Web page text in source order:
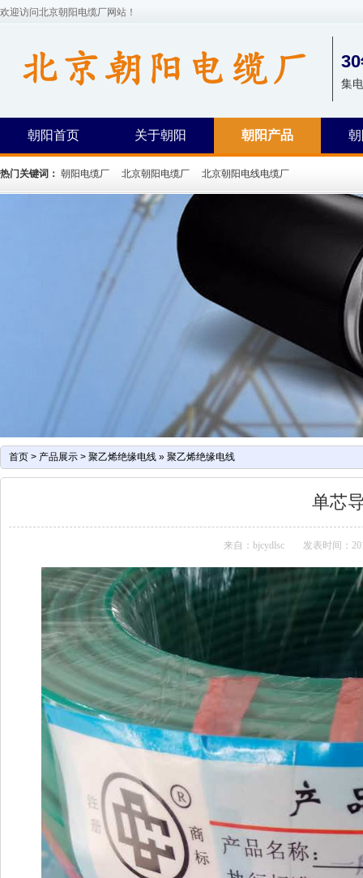
欢迎访问北京朝阳电缆厂网站！
集
朝阳首页 关于朝阳 朝阳产品
热门关键词： 朝阳电缆厂 北京朝阳电缆厂 北京朝阳电线电缆厂
首页 > 产品展示 > 聚乙烯绝缘电线 » 聚乙烯绝缘电线
单芯
来自：bjcydlsc 发表时间：